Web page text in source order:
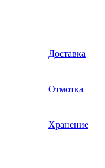
Доставка
Отмотка
Хранение